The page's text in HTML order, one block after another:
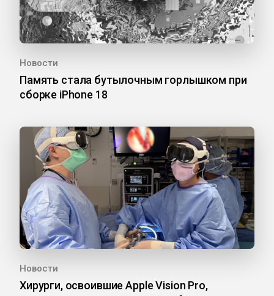
Новости
Память стала бутылочным горлышком при
сборке iPhone 18
Новости
Хирурги, освоившие Apple Vision Pro,